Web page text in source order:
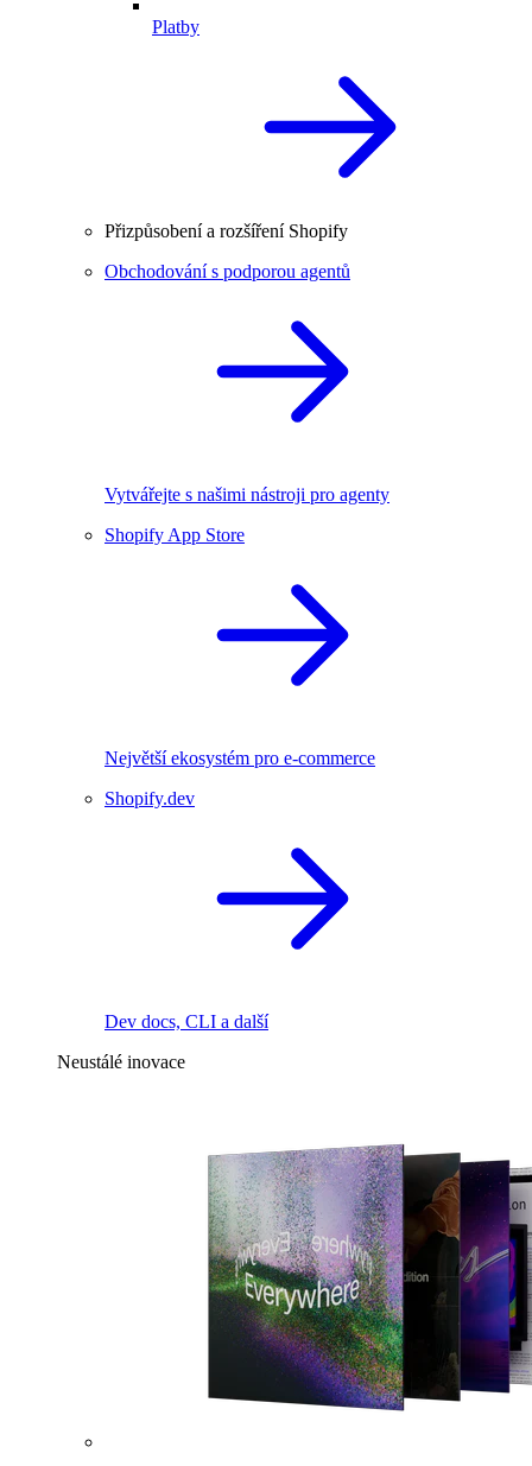
Platby
Přizpůsobení a rozšíření Shopify
Obchodování s podporou agentů
Vytvářejte s našimi nástroji pro agenty
Shopify App Store
Největší ekosystém pro e-commerce
Shopify.dev
Dev docs, CLI a další
Neustálé inovace